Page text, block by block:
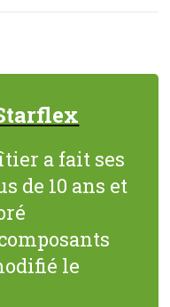
a fait ses
de 10 ans et
le